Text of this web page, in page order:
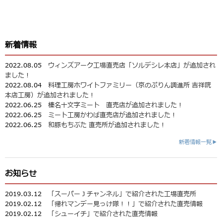
新着情報
2022.08.05 ウィンズアーク工場直売店「ソルデシレ本店」が追加され
ました！
2022.08.04 料理工房ホワイトファミリー（京のぷりん調進所 吉祥院
本店工房）が追加されました！
2022.06.25 榛名十文字ミート 直売店が追加されました！
2022.06.25 ミート工房かわば直売店が追加されました！
2022.06.25 和豚もちぶた 直売所が追加されました！
新着情報一覧▶
お知らせ
2019.03.12
「スーパーＪチャンネル」で紹介された工場直売所
2019.02.12
「帰れマンデー見っけ隊！！」で紹介された直売情報
2019.02.12
「シューイチ」で紹介された直売情報